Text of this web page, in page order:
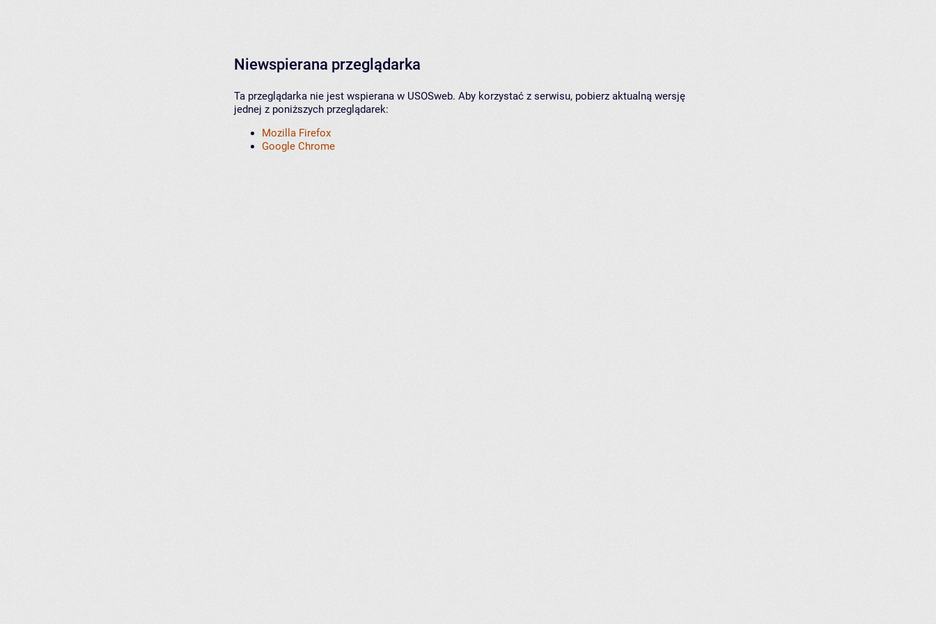
Niewspierana przeglądarka
Ta przeglądarka nie jest wspierana w USOSweb. Aby korzystać z serwisu, pobierz aktualną wersję
jednej z poniższych przeglądarek:
Mozilla Firefox
Google Chrome